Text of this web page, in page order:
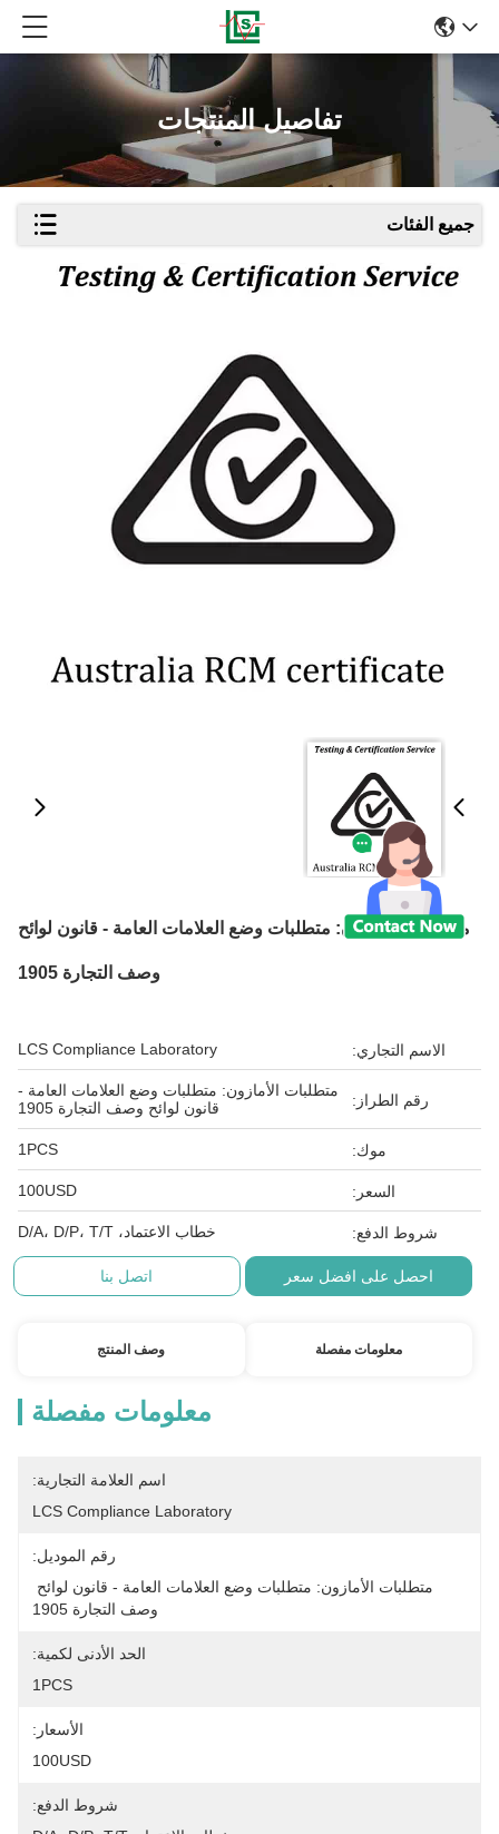
تفاصيل المنتجات
جميع الفئات
متطلبات الأمازون: متطلبات وضع العلامات العامة - قانون لوائح
وصف التجارة 1905
الاسم التجاري: LCS Compliance Laboratory
رقم الطراز:
متطلبات الأمازون: متطلبات وضع العلامات العامة -
قانون لوائح وصف التجارة 1905
موك: 1PCS
السعر: 100USD
شروط الدفع: خطاب الاعتماد، D/A، D/P، T/T
احصل على افضل سعر اتصل بنا
معلومات مفصلة وصف المنتج
معلومات مفصلة
اسم العلامة التجارية:
LCS Compliance Laboratory
رقم الموديل:
وصف التجارة 1905
الحد الأدنى لكمية:
1PCS
الأسعار:
100USD
شروط الدفع: